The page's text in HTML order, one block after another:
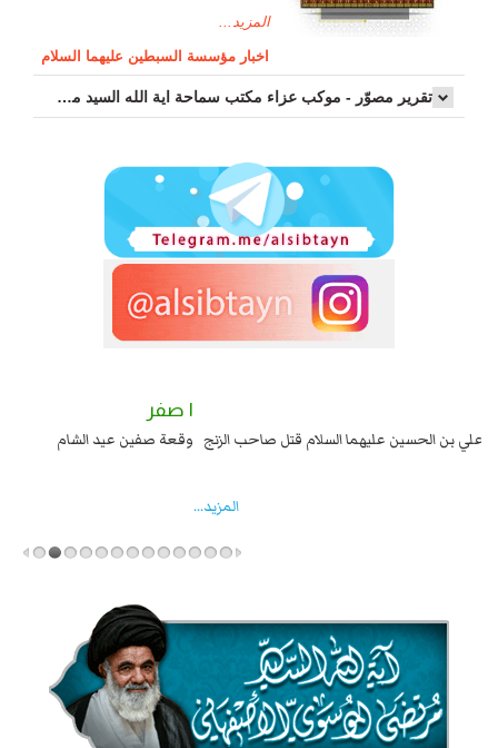
المزيد...
اخبار مؤسسة السبطين عليهما السلام
تقرير مصوّر - موكب عزاء مکتب سماحة اية الله السيد مرتضى الموسوي الاصفهاني في يوم إستشهاد السيدة فاطم...
السبايا عند يزيد شهادة زيد بن علي بن الحسين عليهما السلام قتل صاحب الزنج